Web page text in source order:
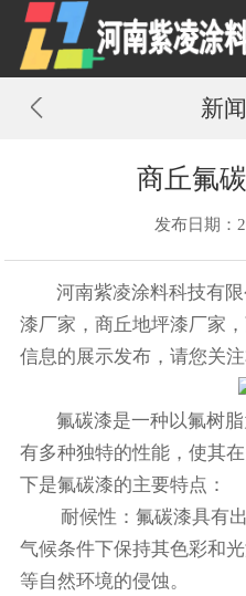
新
商丘氟
发布日期：
河南紫凌涂料科技有
漆厂家 ，商丘地坪漆厂家
信息的展示发布，请您关注
氟碳漆是一种以氟树
有多种独特的性能，使其
下是氟碳漆的主要特点：
耐候性‌：氟碳漆具有
气候条件下保持其色彩和
等自然环境的侵蚀。